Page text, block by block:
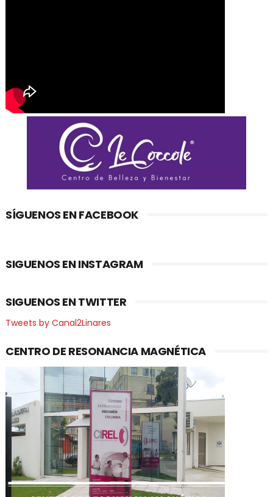
SÍGUENOS EN FACEBOOK
SIGUENOS EN INSTAGRAM
SIGUENOS EN TWITTER
Tweets by Canal2Linares
CENTRO DE RESONANCIA MAGNÉTICA